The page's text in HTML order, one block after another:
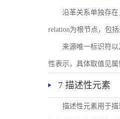
沿革关系单独存
relation为根节点，包
来源唯一标识符以
性表示，具体取值见属
7 描述性元素
描述性元素用于